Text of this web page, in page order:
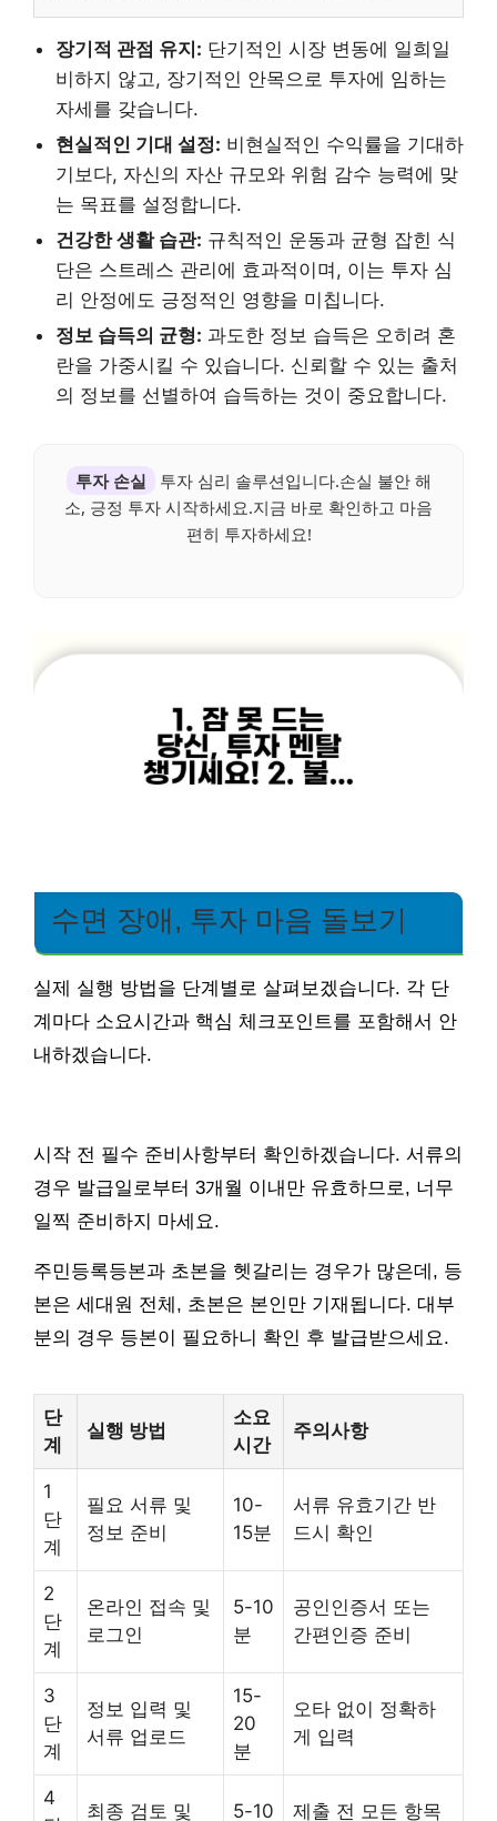
장기적 관점 유지: 단기적인 시장 변동에 일희일
비하지 않고, 장기적인 안목으로 투자에 임하는
자세를 갖습니다.
현실적인 기대 설정: 비현실적인 수익률을 기대하
기보다, 자신의 자산 규모와 위험 감수 능력에 맞
는 목표를 설정합니다.
건강한 생활 습관: 규칙적인 운동과 균형 잡힌 식
단은 스트레스 관리에 효과적이며, 이는 투자 심
리 안정에도 긍정적인 영향을 미칩니다.
정보 습득의 균형: 과도한 정보 습득은 오히려 혼
란을 가중시킬 수 있습니다. 신뢰할 수 있는 출처
의 정보를 선별하여 습득하는 것이 중요합니다.
투자 손실
투자 심리 솔루션입니다.손실 불안 해
소, 긍정 투자 시작하세요.지금 바로 확인하고 마음
편히 투자하세요!
수면 장애, 투자 마음 돌보기
실제 실행 방법을 단계별로 살펴보겠습니다. 각 단
계마다 소요시간과 핵심 체크포인트를 포함해서 안
내하겠습니다.
시작 전 필수 준비사항부터 확인하겠습니다. 서류의
경우 발급일로부터 3개월 이내만 유효하므로, 너무
일찍 준비하지 마세요.
주민등록등본과 초본을 헷갈리는 경우가 많은데, 등
본은 세대원 전체, 초본은 본인만 기재됩니다. 대부
분의 경우 등본이 필요하니 확인 후 발급받으세요.
단
계
실행 방법
소요
시간
주의사항
1
단
계
필요 서류 및
정보 준비
10-
15분
서류 유효기간 반
드시 확인
2
단
계
온라인 접속 및
로그인
5-10
분
공인인증서 또는
간편인증 준비
3
단
계
정보 입력 및
서류 업로드
15-
20
분
오타 없이 정확하
게 입력
4
최종 검토 및 5-10 제출 전 모든 항목